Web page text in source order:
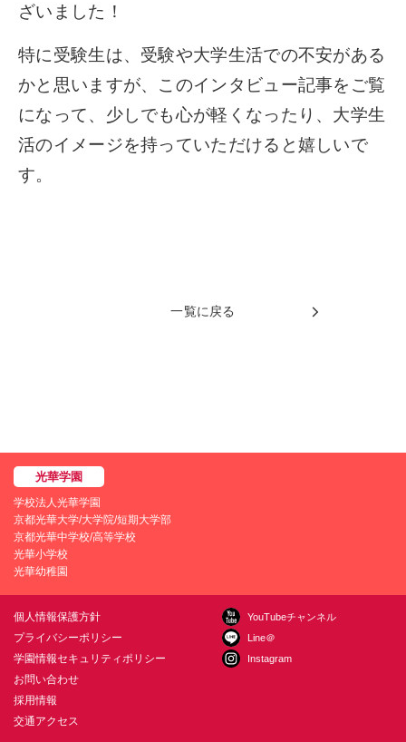
ざいました！
特に受験生は、受験や大学生活での不安がある
かと思いますが、このインタビュー記事をご覧
になって、少しでも心が軽くなったり、大学生
活のイメージを持っていただけると嬉しいで
す。
一覧に戻る
学校法人光華学園
京都光華大学/大学院/短期大学部
京都光華中学校/高等学校
光華小学校
光華幼稚園
個人情報保護方針
プライバシーポリシー
学園情報セキュリティポリシー
お問い合わせ
採用情報
交通アクセス
YouTubeチャンネル
Line＠
Instagram